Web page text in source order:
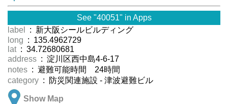
See "40051" in Apps
label
: 新大阪シールビルディング
long : 135.4962729
lat : 34.72680681
address : 淀川区西中島4-6-17
notes : 避難可能時間 24時間
category : 防災関連施設 - 津波避難ビル
Show Map